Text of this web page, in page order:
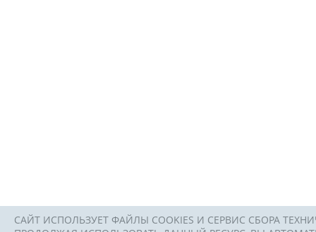
САЙТ ИСПОЛЬЗУЕТ ФАЙЛЫ COOKIES И СЕРВИС СБОРА